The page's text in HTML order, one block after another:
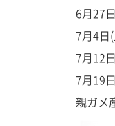
6月27
7月4日
7月12
7月19
親ガメ